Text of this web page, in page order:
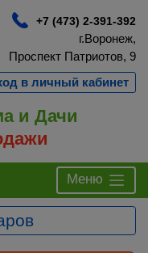
+7 (473) 2-391-392
г.Воронеж,
Проспект Патриотов, 9
в личный кабинет
и Дачи
Меню